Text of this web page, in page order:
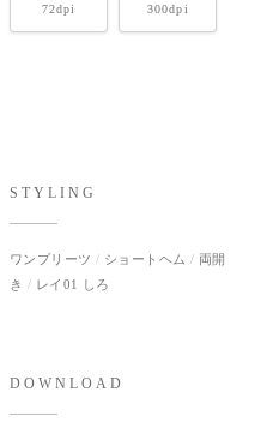
72dpi 300dpi
STYLING
ワンプリーツ ショートヘム
両開
き
レイ01 しろ
DOWNLOAD